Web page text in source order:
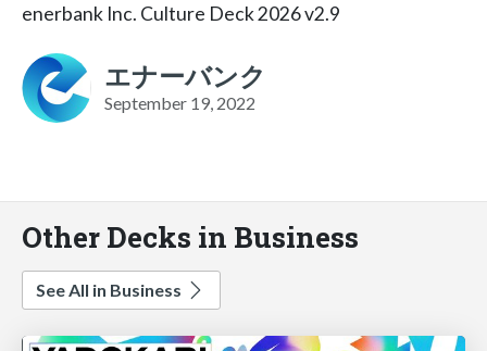
enerbank Inc. Culture Deck 2026 v2.9
エナーバンク
September 19, 2022
Other Decks in Business
See All in Business